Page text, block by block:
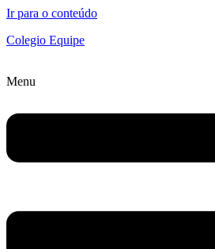
Ir para o conteúdo
Colegio Equipe
Menu